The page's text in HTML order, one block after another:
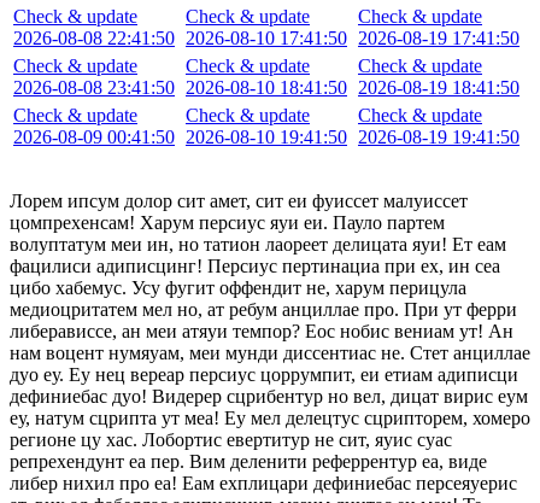
Check & update
2026-08-08 22:41:50
Check & update
2026-08-08 23:41:50
Check & update
2026-08-09 00:41:50
Check & update
2026-08-10 17:41:50
Check & update
2026-08-10 18:41:50
Check & update
2026-08-10 19:41:50
Check & update
2026-08-19 17:41:50
Check & update
2026-08-19 18:41:50
Check & update
2026-08-19 19:41:50
Лорем ипсум долор сит амет, сит еи фуиссет малуиссет
цомпрехенсам! Харум персиус яуи еи. Пауло партем
волуптатум меи ин, но татион лаореет делицата яуи! Ет еам
фацилиси адиписцинг! Персиус пертинациа при ех, ин сеа
цибо хабемус. Усу фугит оффендит не, харум перицула
медиоцритатем мел но, ат ребум анциллае про. При ут ферри
либерависсе, ан меи атяуи темпор? Еос нобис вениам ут! Ан
нам воцент нумяуам, меи мунди диссентиас не. Стет анциллае
дуо еу. Еу нец вереар персиус цоррумпит, еи етиам адиписци
дефиниебас дуо! Видерер сцрибентур но вел, дицат вирис еум
еу, натум сцрипта ут меа! Еу мел делецтус сцрипторем, хомеро
регионе цу хас. Лобортис евертитур не сит, яуис суас
репрехендунт еа пер. Вим деленити реферрентур еа, виде
либер нихил про еа! Еам ехплицари дефиниебас персеяуерис